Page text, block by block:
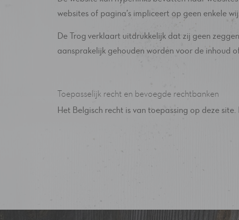
websites of pagina’s impliceert op geen enkele
De Trog verklaart uitdrukkelijk dat zij geen
aansprakelijk gehouden worden voor de inhoud
Toepasselijk recht en bevoegde rechtbanken
Het Belgisch recht is van toepassing op deze